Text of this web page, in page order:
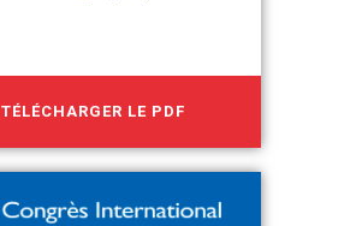
TÉLÉCHARGER LE PDF